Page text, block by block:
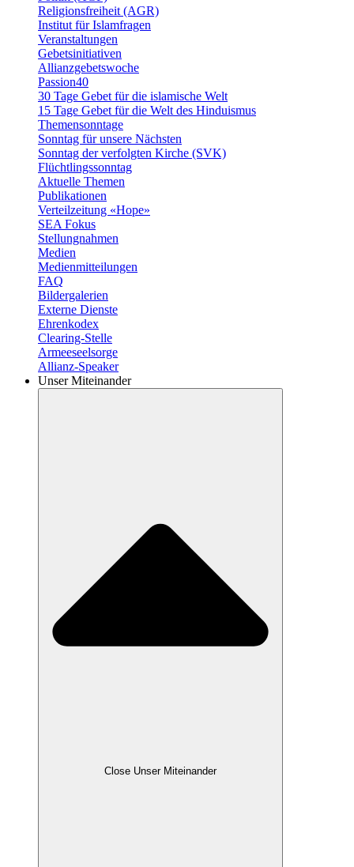
Religionsfreiheit (AGR)
Institut für Islamfragen
Veranstaltungen
Gebetsinitiativen
Allianzgebetswoche
Passion40
30 Tage Gebet für die islamische Welt
15 Tage Gebet für die Welt des Hinduismus
Themensonntage
Sonntag für unsere Nächsten
Sonntag der verfolgten Kirche (SVK)
Flüchtlingssonntag
Aktuelle Themen
Publikationen
Verteilzeitung «Hope»
SEA Fokus
Stellungnahmen
Medien
Medienmitteilungen
FAQ
Bildergalerien
Externe Dienste
Ehrenkodex
Clearing-Stelle
Armeeseelsorge
Allianz-Speaker
Unser Miteinander
Close Unser Miteinander